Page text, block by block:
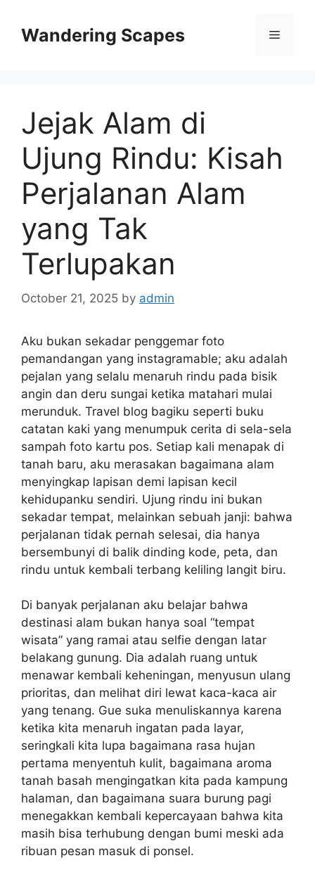
contentWandering Scapes Menu
Jejak Alam di
Ujung Rindu: Kisah
Perjalanan Alam
yang Tak
Terlupakan
October 21, 2025 by admin
Aku bukan sekadar penggemar foto
pemandangan yang instagramable; aku adalah
pejalan yang selalu menaruh rindu pada bisik
angin dan deru sungai ketika matahari mulai
merunduk. Travel blog bagiku seperti buku
catatan kaki yang menumpuk cerita di sela-sela
sampah foto kartu pos. Setiap kali menapak di
tanah baru, aku merasakan bagaimana alam
menyingkap lapisan demi lapisan kecil
kehidupanku sendiri. Ujung rindu ini bukan
sekadar tempat, melainkan sebuah janji: bahwa
perjalanan tidak pernah selesai, dia hanya
bersembunyi di balik dinding kode, peta, dan
rindu untuk kembali terbang keliling langit biru.
Di banyak perjalanan aku belajar bahwa
destinasi alam bukan hanya soal “tempat
wisata” yang ramai atau selfie dengan latar
belakang gunung. Dia adalah ruang untuk
menawar kembali keheningan, menyusun ulang
prioritas, dan melihat diri lewat kaca-kaca air
yang tenang. Gue suka menuliskannya karena
ketika kita menaruh ingatan pada layar,
seringkali kita lupa bagaimana rasa hujan
pertama menyentuh kulit, bagaimana aroma
tanah basah mengingatkan kita pada kampung
halaman, dan bagaimana suara burung pagi
menegakkan kembali kepercayaan bahwa kita
masih bisa terhubung dengan bumi meski ada
ribuan pesan masuk di ponsel.